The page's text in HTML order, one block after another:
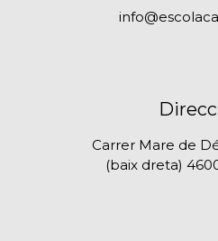
Carrer Mare de
(baix dreta)